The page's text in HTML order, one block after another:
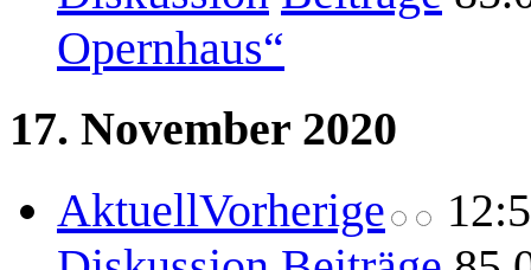
Opernhaus“
17. November 2020
AktuellVorherige